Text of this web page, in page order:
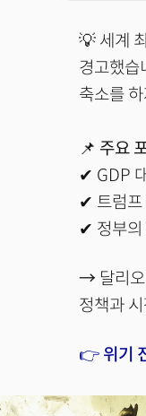
💡 세계
경고했습
축소를
📌 주요
✔ GDP
✔ 트럼프
✔ 정부의
→ 달리
정책과
👉 위기